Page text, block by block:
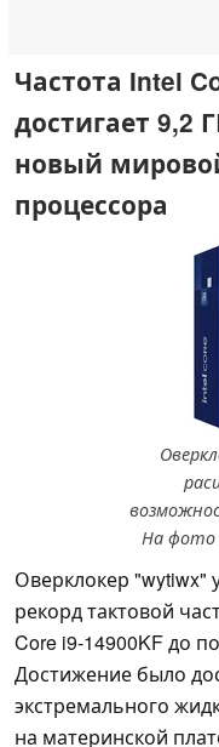
Частота Intel
достигает 9,2
новый
процессора
На фото
Оверклокер
рекорд тактовой
Core i9-14900KF до
Достижение было
экстремального
на материнской